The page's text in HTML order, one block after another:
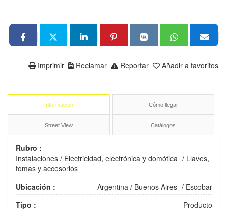
Añadir a favoritos
Reportar
Reclamar
Imprimir
Información Cómo llegar
Street View Catálogos
Rubro :
Instalaciones / Electricidad, electrónica y domótica / Llaves,
tomas y accesorios
Ubicación :
Argentina / Buenos Aires / Escobar
Tipo :
Producto